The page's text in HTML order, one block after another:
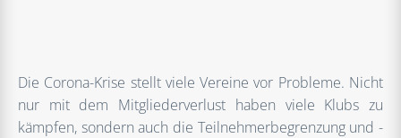
Die Corona-Krise stellt viele Vereine vor Probleme. Nicht
nur mit dem Mitgliederverlust haben viele Klubs zu
kämpfen, sondern auch die Teilnehmerbegrenzung und -